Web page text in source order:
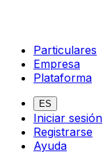
Particulares
Empresa
Plataforma
ES
Iniciar sesión
Registrarse
Ayuda